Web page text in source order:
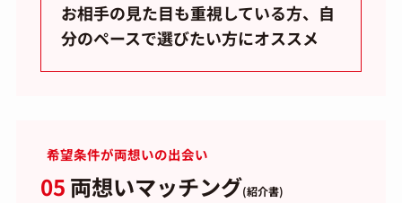
お相手の見た目も重視している方、自
分のペースで選びたい方にオススメ
希望条件が両想いの出会い
05 両想いマッチング(紹介書)